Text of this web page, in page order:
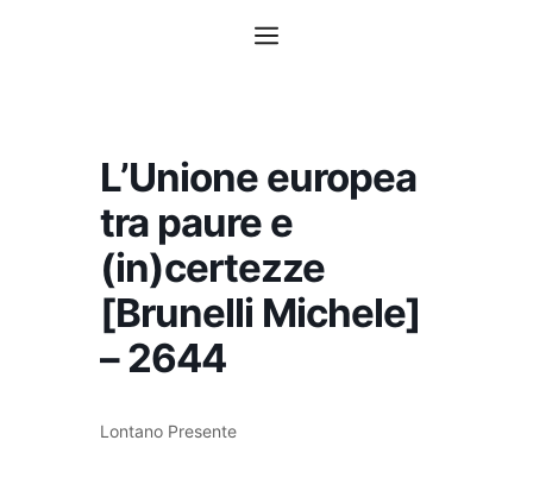
Menu
L’Unione europea
tra paure e
(in)certezze
[Brunelli Michele]
– 2644
Lontano Presente